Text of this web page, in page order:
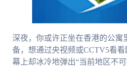
深夜，你或许正坐在香港的公寓
备，想通过央视频或CCTV5看
幕上却冰冷地弹出“当前地区不